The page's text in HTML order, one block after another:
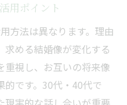
用ポイント
方法は異なります。理由
求める結婚像が変化する
重視し、お互いの将来像
です。30代・40代で